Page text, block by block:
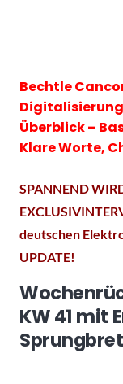
Bechtle
Überblick –
Klare Worte,
SPANNEND
deutschen
UPDATE!
KW 41 mit